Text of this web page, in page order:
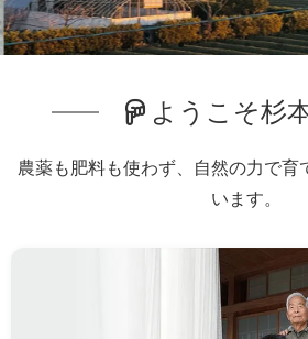
ようこそ杉
農薬も肥料も使わず、自然の力で育
います。